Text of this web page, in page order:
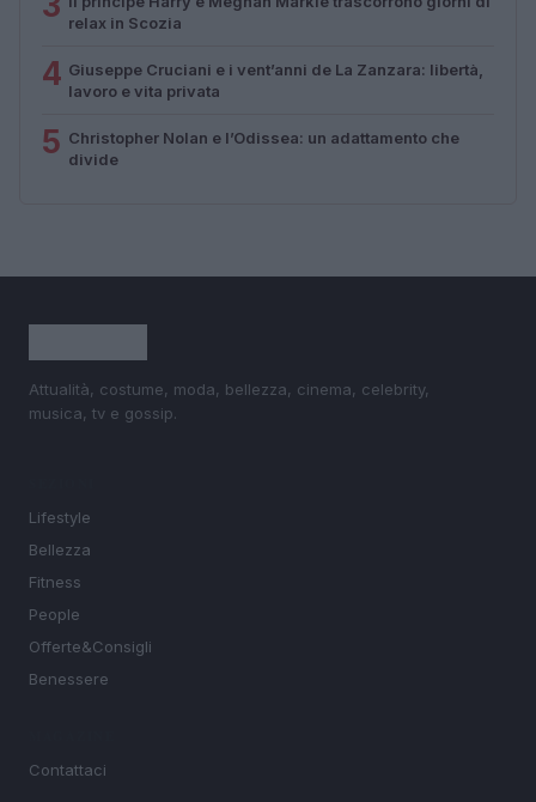
relax in Scozia
4 Giuseppe Cruciani e i vent’anni de La Zanzara: libertà,
lavoro e vita privata
5 Christopher Nolan e l’Odissea: un adattamento che
divide
Attualità, costume, moda, bellezza, cinema, celebrity,
musica, tv e gossip.
Lifestyle
Bellezza
Fitness
People
Offerte&Consigli
Benessere
Contattaci